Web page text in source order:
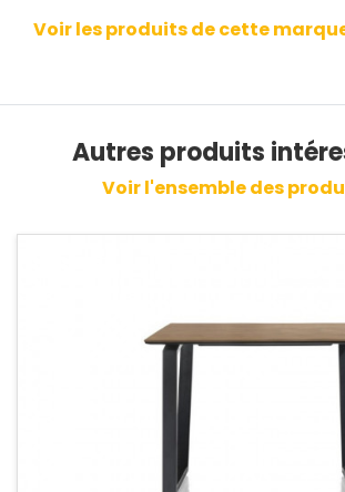
Voir les produits de cette
Autres produits
Voir l'ensemble des